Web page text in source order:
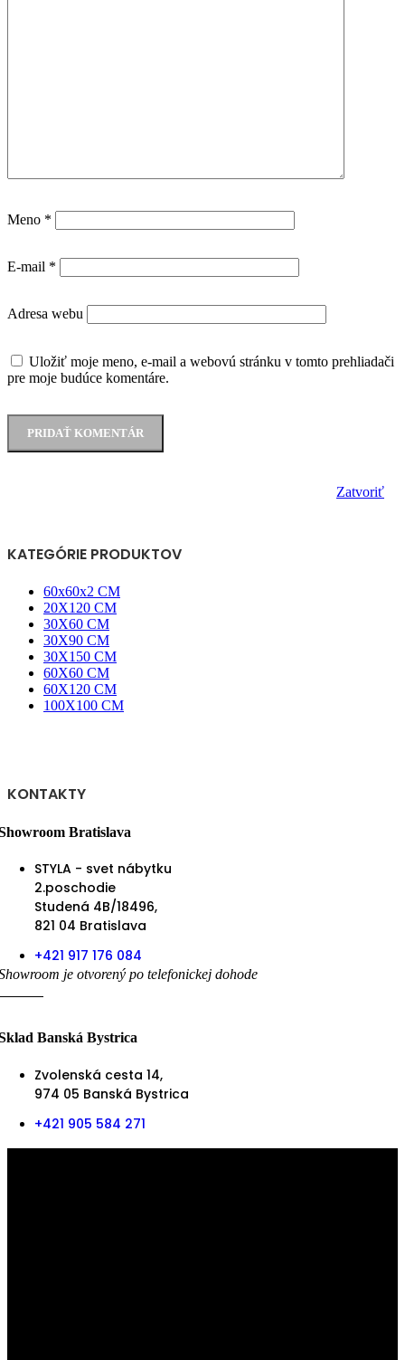
Meno *
E-mail *
Adresa webu
Uložiť moje meno, e-mail a webovú stránku v tomto prehliadači
pre moje budúce komentáre.
Zatvoriť
KATEGÓRIE PRODUKTOV
60x60x2 CM
20X120 CM
30X60 CM
30X90 CM
30X150 CM
60X60 CM
60X120 CM
100X100 CM
KONTAKTY
Bratislava
STYLA - svet nábytku
2.poschodie
Studená 4B/18496,
821 04 Bratislava
+421 917 176 084
je otvorený po telefonickej dohode
Banská Bystrica
Zvolenská cesta 14,
974 05 Banská Bystrica
+421 905 584 271